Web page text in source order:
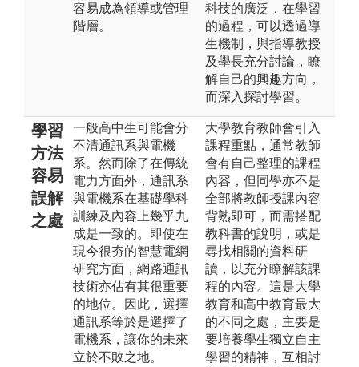
容易成為領導或管理
階層。
科技的廣泛，在學習
的過程，可以透過導
生機制，與指導教授
及學長充分討論，瞭
解自己的興趣方向，
而深入探討學習。
學習
方法
容易
誤解
之處
一般高中生可能會分
不清通訊系與電機
系。然而除了在傳統
電力方面外，通訊系
與電機系在基礎學科
訓練及內容上幾乎九
成是一致的。即使在
現今很夯的智慧電網
研究方面，網路通訊
技術亦佔有其很重要
的地位。因此，選擇
通訊系等於是選擇了
電機系，讓你的未來
立於不敗之地。
大學教育教師會引入
課程重點，通常教師
會有自己整理的課程
內容，但同學亦不是
全部將教師授課內容
背熟即可，而需搭配
教科書的說明，或是
尋找相關的資料研
讀，以充分瞭解該課
程的內容。這是大學
教育和高中教育最大
的不同之處，主要是
要培養學生獨立自主
學習的精神，互相討